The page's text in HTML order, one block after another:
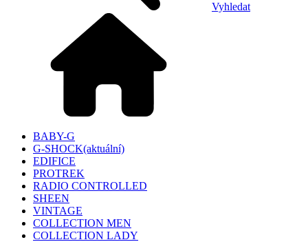
Vyhledat
BABY-G
G-SHOCK(aktuální)
EDIFICE
PROTREK
RADIO CONTROLLED
SHEEN
VINTAGE
COLLECTION MEN
COLLECTION LADY